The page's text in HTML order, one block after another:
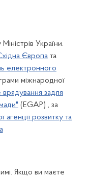
України.
Європа та
електронного
міжнародної
задля
(EGAP) , за
агенції розвитку та
Якщо ви маєте